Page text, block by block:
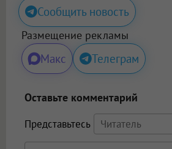
Сообщить новость
Размещение рекламы
Макс Телеграм
Оставьте комментарий
Представьтесь